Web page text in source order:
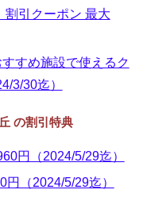
割引クーポン 最大
すめ施設で使えるク
3/30迄）
の割引特典
円（2024/5/29迄）
（2024/5/29迄）